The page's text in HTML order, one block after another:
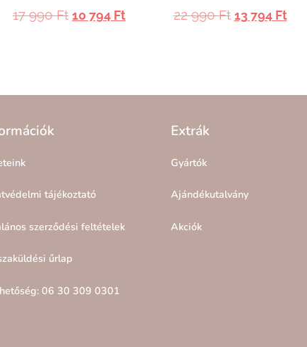
17 990Ft 10 794 Ft 22 990Ft 13 794 Ft
tájékoztató
szerződési feltételek
űrlap
06 30 309 0301
Extrák
Gyártók
Ajándékutalvány
Akciók